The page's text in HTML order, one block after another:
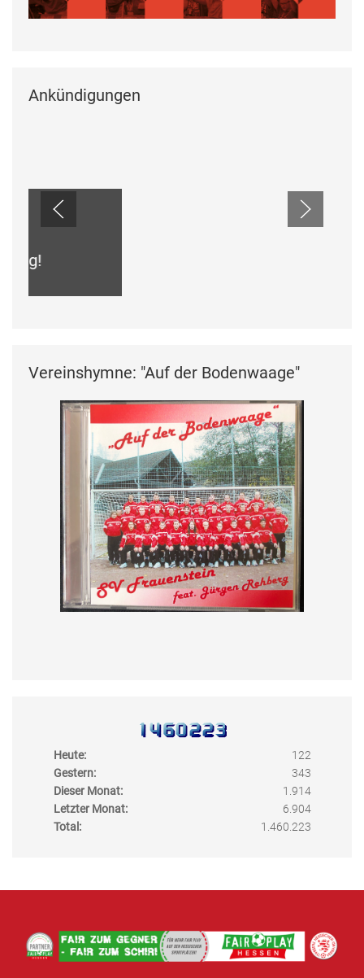
Ankündigungen
ANKÜNDIGUNGEN
Du fährst, der SVF wird gefördert!
Vereinshymne: "Auf der Bodenwaage"
Heute:
122
Gestern:
343
Dieser Monat:
1.914
Letzter Monat:
6.904
Total:
1.460.223